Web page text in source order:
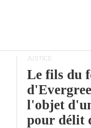
JUSTICE
Le fils du
l'objet
pour délit